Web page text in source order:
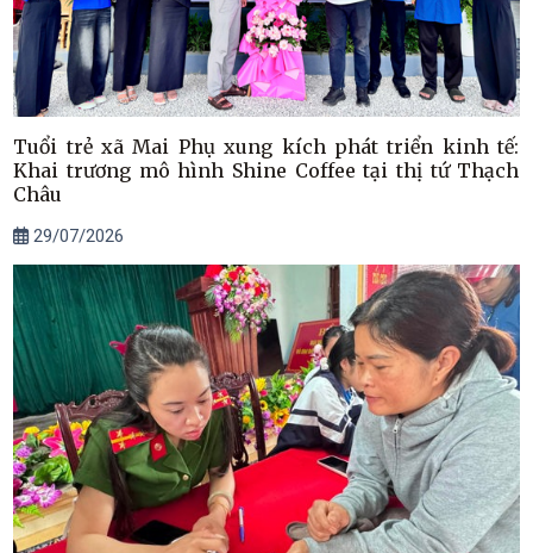
Tuổi trẻ xã Mai Phụ xung kích phát triển kinh tế:
Khai trương mô hình Shine Coffee tại thị tứ Thạch
Châu
29/07/2026